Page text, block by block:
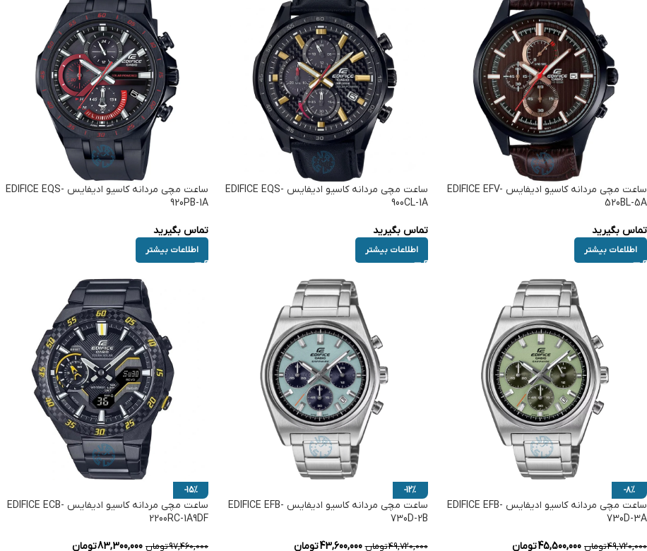
ساعت مچی مردانه کاسیو ادیفایس EDIFICE EFV-
520BL-5A
تماس بگیرید
اطلاعات بیشتر
ساعت مچی مردانه کاسیو ادیفایس EDIFICE EQS-
900CL-1A
تماس بگیرید
اطلاعات بیشتر
ساعت مچی مردانه کاسیو ادیفایس EDIFICE EQS-
920PB-1A
تماس بگیرید
اطلاعات بیشتر
-8%
ساعت مچی مردانه کاسیو ادیفایس EDIFICE EFB-
730D-3A
49,720,000تومان 45,500,000تومان
-12%
ساعت مچی مردانه کاسیو ادیفایس EDIFICE EFB-
730D-2B
49,720,000تومان 43,600,000تومان
-15%
ساعت مچی مردانه کاسیو ادیفایس EDIFICE ECB-
2200RC-1A9DF
97,460,000تومان 83,300,000تومان